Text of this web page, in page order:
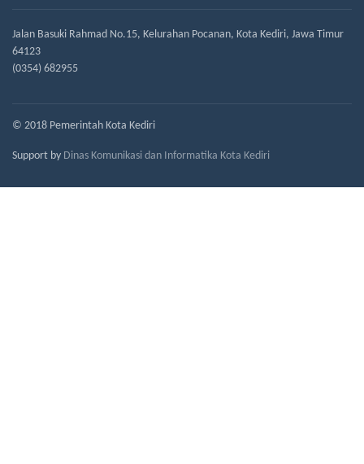
Jalan Basuki Rahmad No.15, Kelurahan Pocanan, Kota Kediri, Jawa Timur
64123
(0354) 682955
© 2018 Pemerintah Kota Kediri
Support by Dinas Komunikasi dan Informatika Kota Kediri